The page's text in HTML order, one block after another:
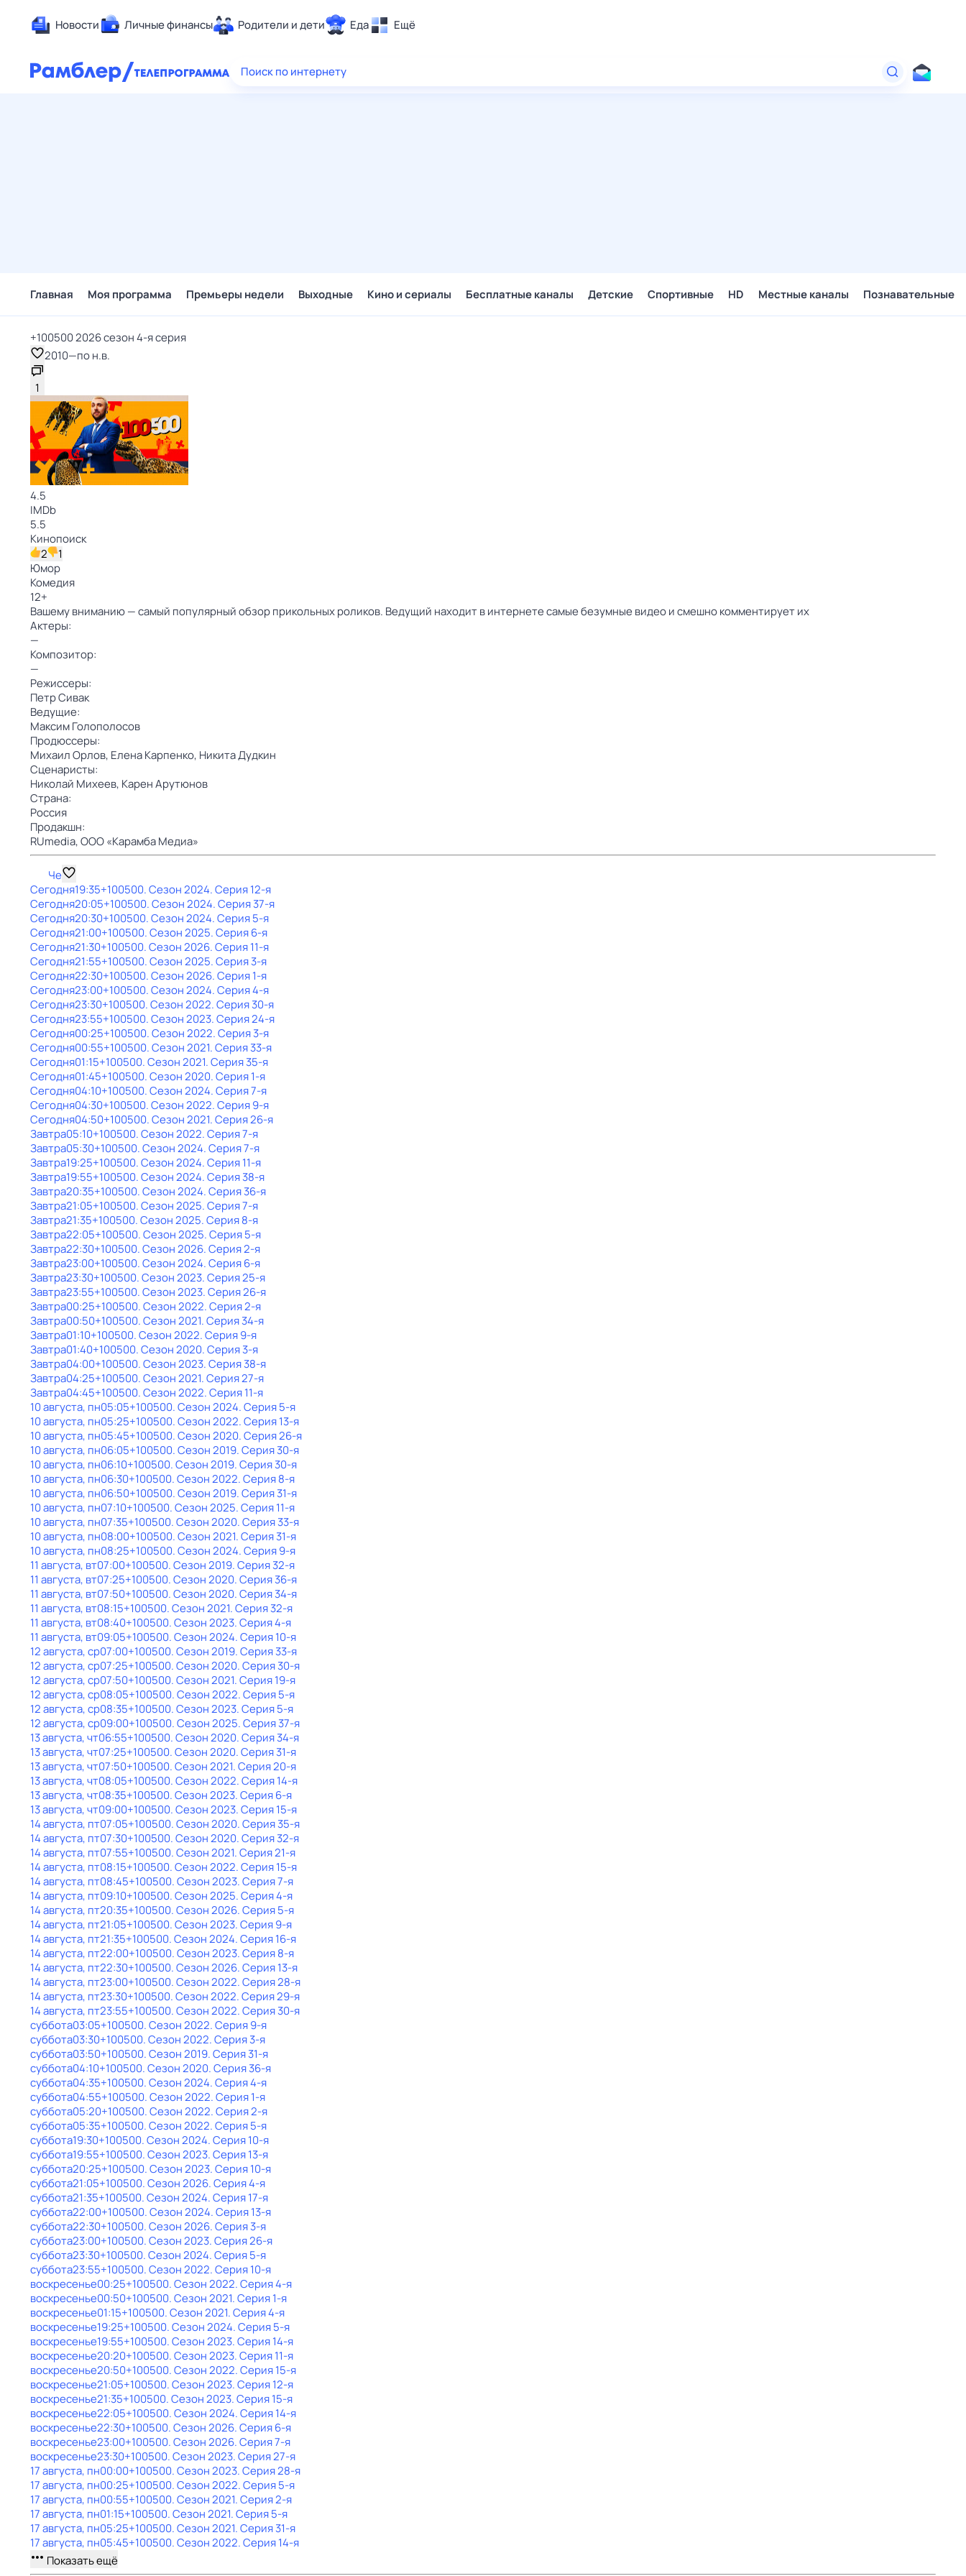
Новости Личные финансы Родители и дети Еда Ещё
Здоровье
Поиск по интернету
Главная Моя программа Премьеры недели Выходные Кино и сериалы Бесплатные каналы Детские Спортивные HD Местные каналы Познавательные
+100500 2026 сезон 4-я серия
2010—по н.в.
1
4.5
IMDb
5.5
Кинопоиск
2
1
Юмор
Комедия
12+
Вашему вниманию — самый популярный обзор прикольных роликов. Ведущий находит в интернете самые безумные видео и смешно комментирует их
Актеры:
—
Композитор:
—
Режиссеры:
Петр Сивак
Ведущие:
Максим Голополосов
Продюссеры:
Михаил Орлов, Елена Карпенко, Никита Дудкин
Сценаристы:
Николай Михеев, Карен Арутюнов
Страна:
Россия
Продакшн:
RUmedia,ООО «Карамба Медиа»
Че
Сегодня19:35+100500. Сезон 2024. Серия 12-я
Сегодня20:05+100500. Сезон 2024. Серия 37-я
Сегодня20:30+100500. Сезон 2024. Серия 5-я
Сегодня21:00+100500. Сезон 2025. Серия 6-я
Сегодня21:30+100500. Сезон 2026. Серия 11-я
Сегодня21:55+100500. Сезон 2025. Серия 3-я
Сегодня22:30+100500. Сезон 2026. Серия 1-я
Сегодня23:00+100500. Сезон 2024. Серия 4-я
Сегодня23:30+100500. Сезон 2022. Серия 30-я
Сегодня23:55+100500. Сезон 2023. Серия 24-я
Сегодня00:25+100500. Сезон 2022. Серия 3-я
Сегодня00:55+100500. Сезон 2021. Серия 33-я
Сегодня01:15+100500. Сезон 2021. Серия 35-я
Сегодня01:45+100500. Сезон 2020. Серия 1-я
Сегодня04:10+100500. Сезон 2024. Серия 7-я
Сегодня04:30+100500. Сезон 2022. Серия 9-я
Сегодня04:50+100500. Сезон 2021. Серия 26-я
Завтра05:10+100500. Сезон 2022. Серия 7-я
Завтра05:30+100500. Сезон 2024. Серия 7-я
Завтра19:25+100500. Сезон 2024. Серия 11-я
Завтра19:55+100500. Сезон 2024. Серия 38-я
Завтра20:35+100500. Сезон 2024. Серия 36-я
Завтра21:05+100500. Сезон 2025. Серия 7-я
Завтра21:35+100500. Сезон 2025. Серия 8-я
Завтра22:05+100500. Сезон 2025. Серия 5-я
Завтра22:30+100500. Сезон 2026. Серия 2-я
Завтра23:00+100500. Сезон 2024. Серия 6-я
Завтра23:30+100500. Сезон 2023. Серия 25-я
Завтра23:55+100500. Сезон 2023. Серия 26-я
Завтра00:25+100500. Сезон 2022. Серия 2-я
Завтра00:50+100500. Сезон 2021. Серия 34-я
Завтра01:10+100500. Сезон 2022. Серия 9-я
Завтра01:40+100500. Сезон 2020. Серия 3-я
Завтра04:00+100500. Сезон 2023. Серия 38-я
Завтра04:25+100500. Сезон 2021. Серия 27-я
Завтра04:45+100500. Сезон 2022. Серия 11-я
10 августа, пн05:05+100500. Сезон 2024. Серия 5-я
10 августа, пн05:25+100500. Сезон 2022. Серия 13-я
10 августа, пн05:45+100500. Сезон 2020. Серия 26-я
10 августа, пн06:05+100500. Сезон 2019. Серия 30-я
10 августа, пн06:10+100500. Сезон 2019. Серия 30-я
10 августа, пн06:30+100500. Сезон 2022. Серия 8-я
10 августа, пн06:50+100500. Сезон 2019. Серия 31-я
10 августа, пн07:10+100500. Сезон 2025. Серия 11-я
10 августа, пн07:35+100500. Сезон 2020. Серия 33-я
10 августа, пн08:00+100500. Сезон 2021. Серия 31-я
10 августа, пн08:25+100500. Сезон 2024. Серия 9-я
11 августа, вт07:00+100500. Сезон 2019. Серия 32-я
11 августа, вт07:25+100500. Сезон 2020. Серия 36-я
11 августа, вт07:50+100500. Сезон 2020. Серия 34-я
11 августа, вт08:15+100500. Сезон 2021. Серия 32-я
11 августа, вт08:40+100500. Сезон 2023. Серия 4-я
11 августа, вт09:05+100500. Сезон 2024. Серия 10-я
12 августа, ср07:00+100500. Сезон 2019. Серия 33-я
12 августа, ср07:25+100500. Сезон 2020. Серия 30-я
12 августа, ср07:50+100500. Сезон 2021. Серия 19-я
12 августа, ср08:05+100500. Сезон 2022. Серия 5-я
12 августа, ср08:35+100500. Сезон 2023. Серия 5-я
12 августа, ср09:00+100500. Сезон 2025. Серия 37-я
13 августа, чт06:55+100500. Сезон 2020. Серия 34-я
13 августа, чт07:25+100500. Сезон 2020. Серия 31-я
13 августа, чт07:50+100500. Сезон 2021. Серия 20-я
13 августа, чт08:05+100500. Сезон 2022. Серия 14-я
13 августа, чт08:35+100500. Сезон 2023. Серия 6-я
13 августа, чт09:00+100500. Сезон 2023. Серия 15-я
14 августа, пт07:05+100500. Сезон 2020. Серия 35-я
14 августа, пт07:30+100500. Сезон 2020. Серия 32-я
14 августа, пт07:55+100500. Сезон 2021. Серия 21-я
14 августа, пт08:15+100500. Сезон 2022. Серия 15-я
14 августа, пт08:45+100500. Сезон 2023. Серия 7-я
14 августа, пт09:10+100500. Сезон 2025. Серия 4-я
14 августа, пт20:35+100500. Сезон 2026. Серия 5-я
14 августа, пт21:05+100500. Сезон 2023. Серия 9-я
14 августа, пт21:35+100500. Сезон 2024. Серия 16-я
14 августа, пт22:00+100500. Сезон 2023. Серия 8-я
14 августа, пт22:30+100500. Сезон 2026. Серия 13-я
14 августа, пт23:00+100500. Сезон 2022. Серия 28-я
14 августа, пт23:30+100500. Сезон 2022. Серия 29-я
14 августа, пт23:55+100500. Сезон 2022. Серия 30-я
суббота03:05+100500. Сезон 2022. Серия 9-я
суббота03:30+100500. Сезон 2022. Серия 3-я
суббота03:50+100500. Сезон 2019. Серия 31-я
суббота04:10+100500. Сезон 2020. Серия 36-я
суббота04:35+100500. Сезон 2024. Серия 4-я
суббота04:55+100500. Сезон 2022. Серия 1-я
суббота05:20+100500. Сезон 2022. Серия 2-я
суббота05:35+100500. Сезон 2022. Серия 5-я
суббота19:30+100500. Сезон 2024. Серия 10-я
суббота19:55+100500. Сезон 2023. Серия 13-я
суббота20:25+100500. Сезон 2023. Серия 10-я
суббота21:05+100500. Сезон 2026. Серия 4-я
суббота21:35+100500. Сезон 2024. Серия 17-я
суббота22:00+100500. Сезон 2024. Серия 13-я
суббота22:30+100500. Сезон 2026. Серия 3-я
суббота23:00+100500. Сезон 2023. Серия 26-я
суббота23:30+100500. Сезон 2024. Серия 5-я
суббота23:55+100500. Сезон 2022. Серия 10-я
воскресенье00:25+100500. Сезон 2022. Серия 4-я
воскресенье00:50+100500. Сезон 2021. Серия 1-я
воскресенье01:15+100500. Сезон 2021. Серия 4-я
воскресенье19:25+100500. Сезон 2024. Серия 5-я
воскресенье19:55+100500. Сезон 2023. Серия 14-я
воскресенье20:20+100500. Сезон 2023. Серия 11-я
воскресенье20:50+100500. Сезон 2022. Серия 15-я
воскресенье21:05+100500. Сезон 2023. Серия 12-я
воскресенье21:35+100500. Сезон 2023. Серия 15-я
воскресенье22:05+100500. Сезон 2024. Серия 14-я
воскресенье22:30+100500. Сезон 2026. Серия 6-я
воскресенье23:00+100500. Сезон 2026. Серия 7-я
воскресенье23:30+100500. Сезон 2023. Серия 27-я
17 августа, пн00:00+100500. Сезон 2023. Серия 28-я
17 августа, пн00:25+100500. Сезон 2022. Серия 5-я
17 августа, пн00:55+100500. Сезон 2021. Серия 2-я
17 августа, пн01:15+100500. Сезон 2021. Серия 5-я
17 августа, пн05:25+100500. Сезон 2021. Серия 31-я
17 августа, пн05:45+100500. Сезон 2022. Серия 14-я
Показать ещё